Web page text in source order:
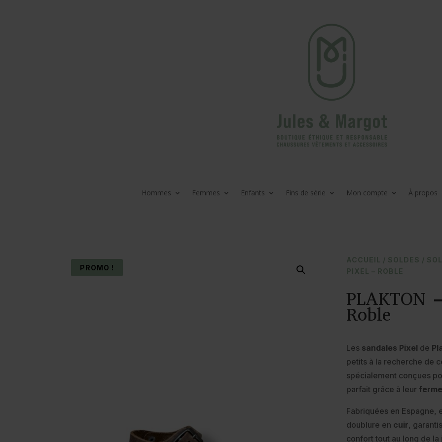
Hommes Femmes Enfants Fins de série Mon compte À propos
PROMO !
ACCUEIL / SOLDES /
PIXEL – ROBLE
PLAKTON
Roble
Les sandales Pixel de
petits à la recherche de
spécialement conçues
parfait grâce à leur
Fabriquées en Espagne,
doublure en cuir,
confort tout au long de